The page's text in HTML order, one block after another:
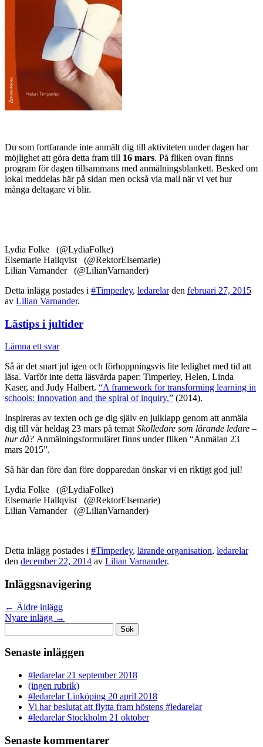
Du som fortfarande inte anmält dig till aktiviteten under dagen har
möjlighet att göra detta fram till 16 mars. På fliken ovan finns
program för dagen tillsammans med anmälningsblankett. Besked om
lokal meddelas här på sidan men också via mail när vi vet hur
många deltagare vi blir.
Lydia Folke (@LydiaFolke)
Elsemarie Hallqvist (@RektorElsemarie)
Lilian Varnander (@LilianVarnander)
Detta inlägg postades i #Timperley, ledarelarden februari 27, 2015
av Lilian Varnander.
Lästips i jultider
Lämna ett svar
Så är det snart jul igen och förhoppningsvis lite ledighet med tid att
läsa. Varför inte detta läsvärda paper: Timperley, Helen, Linda
Kaser, and Judy Halbert. “A framework for transforming learning in
schools: Innovation and the spiral of inquiry.” (2014).
Inspireras av texten och ge dig själv en julklapp genom att anmäla
dig till vår heldag 23 mars på temat Skolledare som lärande ledare –
hur då? Anmälningsformuläret finns under fliken “Anmälan 23
mars 2015”.
Så här dan före dan före dopparedan önskar vi en riktigt god jul!
Lydia Folke (@LydiaFolke)
Elsemarie Hallqvist (@RektorElsemarie)
Lilian Varnander (@LilianVarnander)
Detta inlägg postades i #Timperley, lärande organisation, ledarelar
den december 22, 2014 av Lilian Varnander.
Inläggsnavigering
← Äldre inlägg
Nyare inlägg →
efter:
Senaste inläggen
#ledarelar 21 september 2018
(ingen rubrik)
#ledarelar Linköping 20 april 2018
Vi har beslutat att flytta fram höstens #ledarelar
#ledarelar Stockholm 21 oktober
Senaste kommentarer